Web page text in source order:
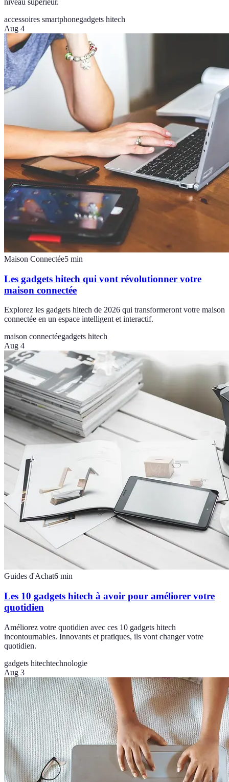
accessoires smartphonegadgets hitech
Aug 4
Maison Connectée5 min
Les gadgets hitech qui vont révolutionner votre
maison connectée
Explorez les gadgets hitech de 2026 qui transformeront votre maison
connectée en un espace intelligent et interactif.
maison connectéegadgets hitech
Aug 4
Guides d'Achat6 min
Les 10 gadgets hitech à avoir pour améliorer votre
quotidien
Améliorez votre quotidien avec ces 10 gadgets hitech
incontournables. Innovants et pratiques, ils vont changer votre
quotidien.
gadgets hitechtechnologie
Aug 3